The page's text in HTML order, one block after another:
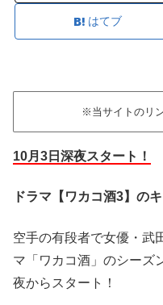
はてブ
※当サイトのリ
10月3日深夜スタート！
ドラマ【ワカコ酒3】の
空手の有段者で女優・武
マ「ワカコ酒」のシーズ
夜からスタート！